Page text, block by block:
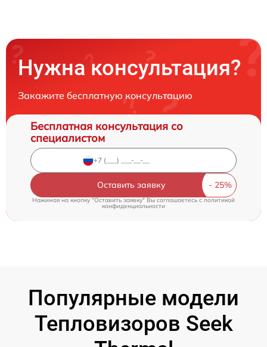
Нужна консультация?
Закажите бесплатную консультацию
Бесплатная консультация со
специалистом
Оставить заявку
Нажимая на кнопку "Оставить заявку" Вы соглашаетесь cполитикой
конфиденциальности
Популярные модели
Тепловизоров Seek